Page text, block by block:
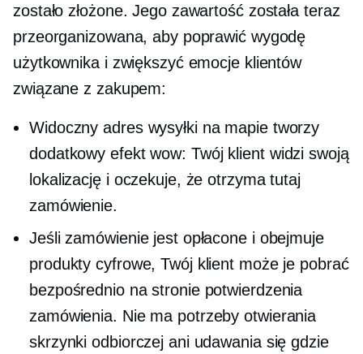
zostało złożone. Jego zawartość została teraz
przeorganizowana, aby poprawić wygodę
użytkownika i zwiększyć emocje klientów
związane z zakupem:
Widoczny adres wysyłki na mapie tworzy
dodatkowyefekt wow: Twój klient widzi swoją
lokalizację i oczekuje, że otrzyma tutaj
zamówienie.
Jeśli zamówienie jest opłacone i obejmuje
produkty cyfrowe, Twój klient może je pobrać
bezpośrednio na stronie potwierdzenia
zamówienia. Nie ma potrzeby otwierania
skrzynki odbiorczej ani udawania się gdzie